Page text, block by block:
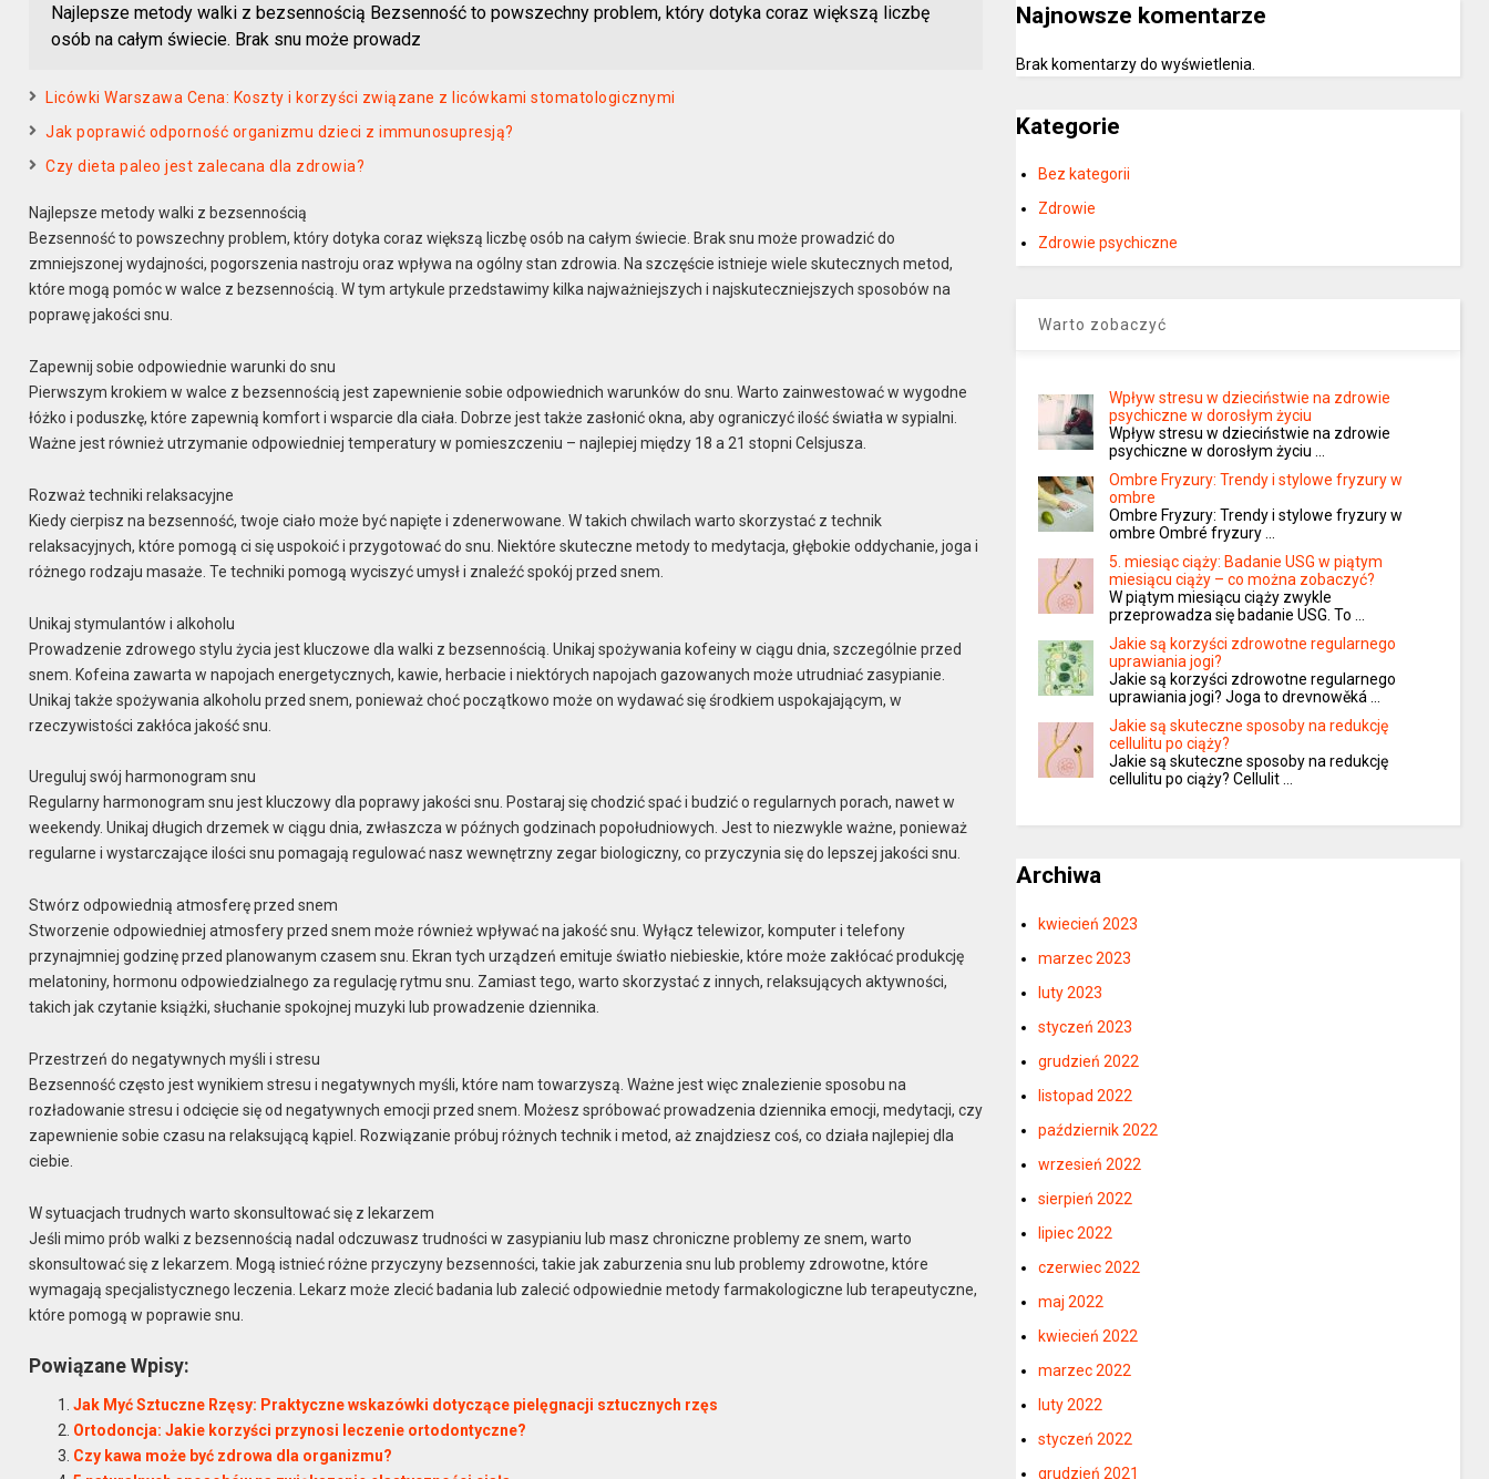
Najlepsze metody walki z bezsennością Bezsenność to powszechny problem, który dotyka coraz większą liczbę
osób na całym świecie. Brak snu może prowadz
Licówki Warszawa Cena: Koszty i korzyści związane z licówkami stomatologicznymi
Jak poprawić odporność organizmu dzieci z immunosupresją?
Czy dieta paleo jest zalecana dla zdrowia?
Najlepsze metody walki z bezsennością
Bezsenność to powszechny problem, który dotyka coraz większą liczbę osób na całym świecie. Brak snu może prowadzić do
zmniejszonej wydajności, pogorszenia nastroju oraz wpływa na ogólny stan zdrowia. Na szczęście istnieje wiele skutecznych metod,
które mogą pomóc w walce z bezsennością. W tym artykule przedstawimy kilka najważniejszych i najskuteczniejszych sposobów na
poprawę jakości snu.
Zapewnij sobie odpowiednie warunki do snu
Pierwszym krokiem w walce z bezsennością jest zapewnienie sobie odpowiednich warunków do snu. Warto zainwestować w wygodne
łóżko i poduszkę, które zapewnią komfort i wsparcie dla ciała. Dobrze jest także zasłonić okna, aby ograniczyć ilość światła w sypialni.
Ważne jest również utrzymanie odpowiedniej temperatury w pomieszczeniu – najlepiej między 18 a 21 stopni Celsjusza.
Rozważ techniki relaksacyjne
Kiedy cierpisz na bezsenność, twoje ciało może być napięte i zdenerwowane. W takich chwilach warto skorzystać z technik
relaksacyjnych, które pomogą ci się uspokoić i przygotować do snu. Niektóre skuteczne metody to medytacja, głębokie oddychanie, joga i
różnego rodzaju masaże. Te techniki pomogą wyciszyć umysł i znaleźć spokój przed snem.
Unikaj stymulantów i alkoholu
Prowadzenie zdrowego stylu życia jest kluczowe dla walki z bezsennością. Unikaj spożywania kofeiny w ciągu dnia, szczególnie przed
snem. Kofeina zawarta w napojach energetycznych, kawie, herbacie i niektórych napojach gazowanych może utrudniać zasypianie.
Unikaj także spożywania alkoholu przed snem, ponieważ choć początkowo może on wydawać się środkiem uspokajającym, w
rzeczywistości zakłóca jakość snu.
Ureguluj swój harmonogram snu
Regularny harmonogram snu jest kluczowy dla poprawy jakości snu. Postaraj się chodzić spać i budzić o regularnych porach, nawet w
weekendy. Unikaj długich drzemek w ciągu dnia, zwłaszcza w późnych godzinach popołudniowych. Jest to niezwykle ważne, ponieważ
regularne i wystarczające ilości snu pomagają regulować nasz wewnętrzny zegar biologiczny, co przyczynia się do lepszej jakości snu.
Stwórz odpowiednią atmosferę przed snem
Stworzenie odpowiedniej atmosfery przed snem może również wpływać na jakość snu. Wyłącz telewizor, komputer i telefony
przynajmniej godzinę przed planowanym czasem snu. Ekran tych urządzeń emituje światło niebieskie, które może zakłócać produkcję
melatoniny, hormonu odpowiedzialnego za regulację rytmu snu. Zamiast tego, warto skorzystać z innych, relaksujących aktywności,
takich jak czytanie książki, słuchanie spokojnej muzyki lub prowadzenie dziennika.
Przestrzeń do negatywnych myśli i stresu
Bezsenność często jest wynikiem stresu i negatywnych myśli, które nam towarzyszą. Ważne jest więc znalezienie sposobu na
rozładowanie stresu i odcięcie się od negatywnych emocji przed snem. Możesz spróbować prowadzenia dziennika emocji, medytacji, czy
zapewnienie sobie czasu na relaksującą kąpiel. Rozwiązanie próbuj różnych technik i metod, aż znajdziesz coś, co działa najlepiej dla
ciebie.
W sytuacjach trudnych warto skonsultować się z lekarzem
Jeśli mimo prób walki z bezsennością nadal odczuwasz trudności w zasypianiu lub masz chroniczne problemy ze snem, warto
skonsultować się z lekarzem. Mogą istnieć różne przyczyny bezsenności, takie jak zaburzenia snu lub problemy zdrowotne, które
wymagają specjalistycznego leczenia. Lekarz może zlecić badania lub zalecić odpowiednie metody farmakologiczne lub terapeutyczne,
które pomogą w poprawie snu.
Powiązane Wpisy:
Jak Myć Sztuczne Rzęsy: Praktyczne wskazówki dotyczące pielęgnacji sztucznych rzęs
Ortodoncja: Jakie korzyści przynosi leczenie ortodontyczne?
Czy kawa może być zdrowa dla organizmu?
Najnowsze komentarze
Brak komentarzy do wyświetlenia.
Kategorie
Bez kategorii
Zdrowie
Zdrowie psychiczne
Warto zobaczyć
Wpływ stresu w dzieciństwie na zdrowie
psychiczne w dorosłym życiu
Wpływ stresu w dzieciństwie na zdrowie
psychiczne w dorosłym życiu …
Ombre Fryzury: Trendy i stylowe fryzury w
ombre
Ombre Fryzury: Trendy i stylowe fryzury w
ombre Ombré fryzury …
5. miesiąc ciąży: Badanie USG w piątym
miesiącu ciąży – co można zobaczyć?
W piątym miesiącu ciąży zwykle
przeprowadza się badanie USG. To …
Jakie są korzyści zdrowotne regularnego
uprawiania jogi?
Jakie są korzyści zdrowotne regularnego
uprawiania jogi? Joga to drevnowěká …
Jakie są skuteczne sposoby na redukcję
cellulitu po ciąży?
Jakie są skuteczne sposoby na redukcję
cellulitu po ciąży? Cellulit …
Archiwa
kwiecień 2023
marzec 2023
luty 2023
styczeń 2023
grudzień 2022
listopad 2022
październik 2022
wrzesień 2022
sierpień 2022
lipiec 2022
czerwiec 2022
maj 2022
kwiecień 2022
marzec 2022
luty 2022
styczeń 2022
grudzień 2021